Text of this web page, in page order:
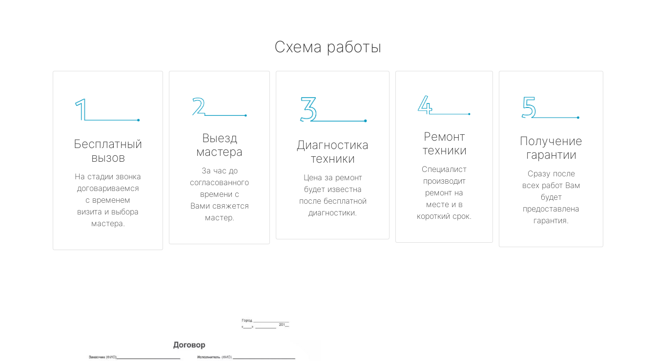
Схема работы
Бесплатный
вызов
На стадии звонка
договариваемся
с временем
визита и выбора
мастера.
Выезд
мастера
За час до
согласованного
времени с
Вами свяжется
мастер.
Диагностика
техники
Цена за ремонт
будет известна
после бесплатной
диагностики.
Ремонт
техники
Специалист
производит
ремонт на
месте и в
короткий срок.
Получение
гарантии
Сразу после
всех работ Вам
будет
предоставлена
гарантия.